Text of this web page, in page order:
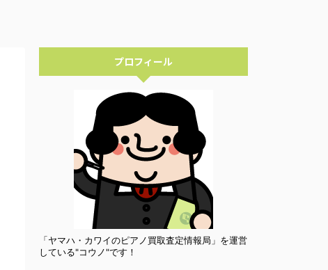
プロフィール
「ヤマハ・カワイのピアノ買取査定情報局」を運営
している"コウノ"です！